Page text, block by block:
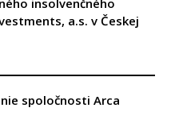
insolvenčného
a.s. v Českej
spoločnosti Arca